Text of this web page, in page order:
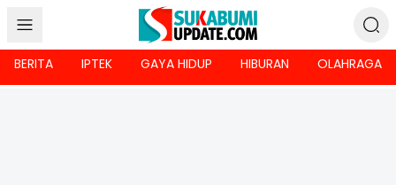
BERITA IPTEK GAYA HIDUP HIBURAN OLAHRAGA